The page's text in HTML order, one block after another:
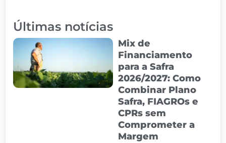
Últimas notícias
Mix de
Financiamento
para a Safra
2026/2027: Como
Combinar Plano
Safra, FIAGROs e
CPRs sem
Comprometer a
Margem